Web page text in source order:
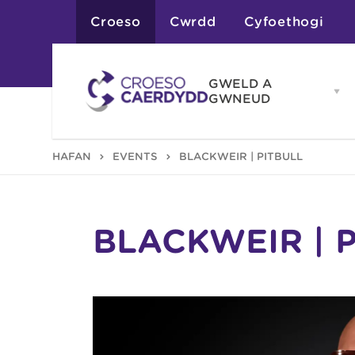
Croeso Cwrdd Cyfoethogi
GWELD A
GWNEUD
Atyniadau
Teithiau a
HAFAN EVENTS BLACKWEIR | PITBULL
BLACKWEIR |